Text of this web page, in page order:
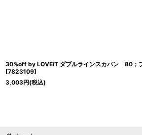
30%off by LOVEiT ダブルラインスカパン 80；
[7823109]
3,003円(税込)